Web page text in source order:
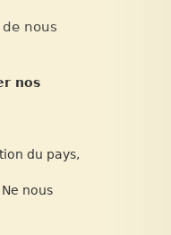
nous
nos
du pays,
nous